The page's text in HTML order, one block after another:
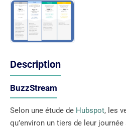
Description
BuzzStream
Selon une étude de Hubspot, les
qu’environ un tiers de leur